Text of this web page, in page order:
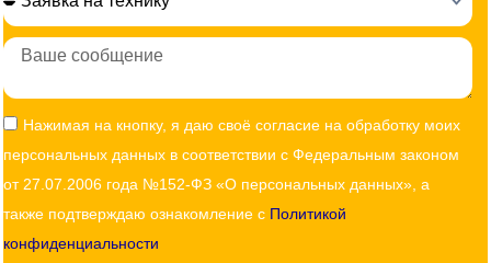
Сообщение
Согласие
Нажимая на кнопку, я даю своё согласие на обработку моих
персональных данных в соответствии с Федеральным законом
от 27.07.2006 года №152-ФЗ «О персональных данных», а
также подтверждаю ознакомление с Политикой
конфиденциальности